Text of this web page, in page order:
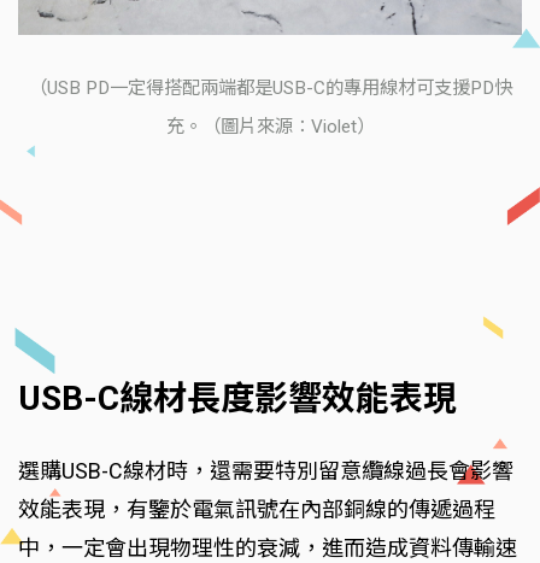
（USB PD一定得搭配兩端都是USB-C的專用線材可支援PD快
充。（圖片來源：Violet）
USB-C線材長度影響效能表現
選購USB-C線材時，還需要特別留意纜線過長會影響
效能表現，有鑒於電氣訊號在內部銅線的傳遞過程
中，一定會出現物理性的衰減，進而造成資料傳輸速